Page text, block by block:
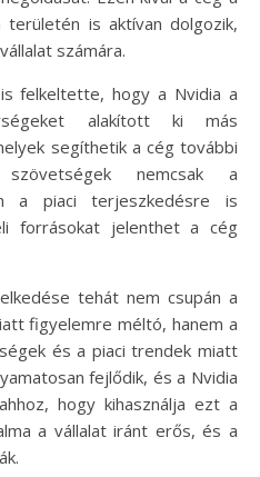
területén is aktívan dolgozik,
számára.
felkeltette, hogy a Nvidia a
alakított ki más
segíthetik a cég további
nemcsak a
a piaci terjeszkedésre is
forrásokat jelenthet a cég
tehát nem csupán a
figyelemre méltó, hanem a
és a piaci trendek miatt
fejlődik, és a Nvidia
hogy kihasználja ezt a
a vállalat iránt erős, és a